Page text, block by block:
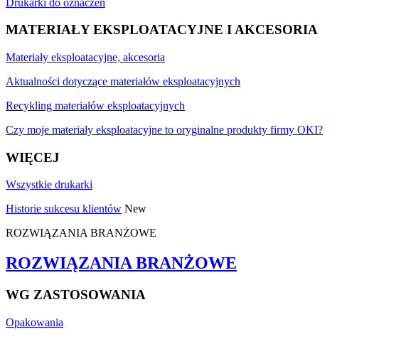
MATERIAŁY EKSPLOATACYJNE I AKCESORIA
Materiały eksploatacyjne, akcesoria
Aktualności dotyczące materiałów eksploatacyjnych
Recykling materiałów eksploatacyjnych
Czy moje materiały eksploatacyjne to oryginalne produkty firmy OKI?
WIĘCEJ
Wszystkie drukarki
Historie sukcesu klientów New
ROZWIĄZANIA BRANŻOWE
ROZWIĄZANIA BRANŻOWE
WG ZASTOSOWANIA
Opakowania